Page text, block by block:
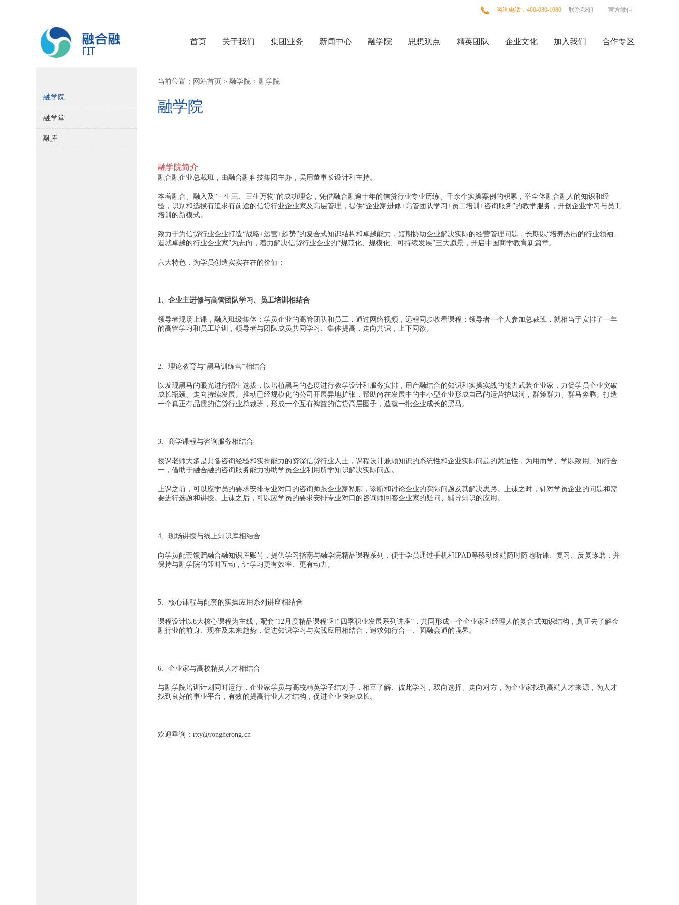
 咨询电话：400-030-1080 联系我们 官方微信
首页 关于我们 集团业务 新闻中心 融学院 思想观点 精英团队 企业文化 加入我们 合作专区
融学院
融学堂
融库
当前位置： 网站首页 > 融学院 > 融学院
融学院
融学院简介
融合融企业总裁班，由融合融科技集团主办，吴用董事长设计和主持。
本着融合、融入及“一生三、三生万物”的成功理念，凭借融合融逾十年的信贷行业专业历练、千余个实操案例的积累，举全体融合融人的知识和经
验，识别和选拔有追求有前途的信贷行业企业家及高层管理，提供“企业家进修+高管团队学习+员工培训+咨询服务”的教学服务，开创企业学习与员工
培训的新模式。
致力于为信贷行业企业打造“战略+运营+趋势”的复合式知识结构和卓越能力，短期协助企业解决实际的经营管理问题，长期以“培养杰出的行业领袖、
造就卓越的行业企业家”为志向，着力解决信贷行业企业的“规范化、规模化、可持续发展”三大愿景，开启中国商学教育新篇章。
六大特色，为学员创造实实在在的价值：
1、企业主进修与高管团队学习、员工培训相结合
领导者现场上课，融入班级集体；学员企业的高管团队和员工，通过网络视频，远程同步收看课程；领导者一个人参加总裁班，就相当于安排了一年
的高管学习和员工培训，领导者与团队成员共同学习、集体提高，走向共识，上下同欲。
2、理论教育与“黑马训练营”相结合
以发现黑马的眼光进行招生选拔，以培植黑马的态度进行教学设计和服务安排，用产融结合的知识和实操实战的能力武装企业家，力促学员企业突破
成长瓶颈、走向持续发展。推动已经规模化的公司开展异地扩张，帮助尚在发展中的中小型企业形成自己的运营护城河，群策群力、群马奔腾。打造
一个真正有品质的信贷行业总裁班，形成一个互有裨益的信贷高层圈子，造就一批企业成长的黑马。
3、商学课程与咨询服务相结合
授课老师大多是具备咨询经验和实操能力的资深信贷行业人士，课程设计兼顾知识的系统性和企业实际问题的紧迫性，为用而学、学以致用、知行合
一，借助于融合融的咨询服务能力协助学员企业利用所学知识解决实际问题。
上课之前，可以应学员的要求安排专业对口的咨询师跟企业家私聊，诊断和讨论企业的实际问题及其解决思路。上课之时，针对学员企业的问题和需
要进行选题和讲授。上课之后，可以应学员的要求安排专业对口的咨询师回答企业家的疑问、辅导知识的应用。
4、现场讲授与线上知识库相结合
向学员配套馈赠融合融知识库账号，提供学习指南与融学院精品课程系列，便于学员通过手机和IPAD等移动终端随时随地听课、复习、反复琢磨，并
保持与融学院的即时互动，让学习更有效率、更有动力。
5、核心课程与配套的实操应用系列讲座相结合
课程设计以8大核心课程为主线，配套“12月度精品课程”和“四季职业发展系列讲座”，共同形成一个企业家和经理人的复合式知识结构，真正去了解金
融行业的前身、现在及未来趋势，促进知识学习与实践应用相结合，追求知行合一、圆融会通的境界。
6、企业家与高校精英人才相结合
与融学院培训计划同时运行，企业家学员与高校精英学子结对子，相互了解、彼此学习，双向选择、走向对方，为企业家找到高端人才来源，为人才
找到良好的事业平台，有效的提高行业人才结构，促进企业快速成长。
欢迎垂询：rxy@rongherong.cn